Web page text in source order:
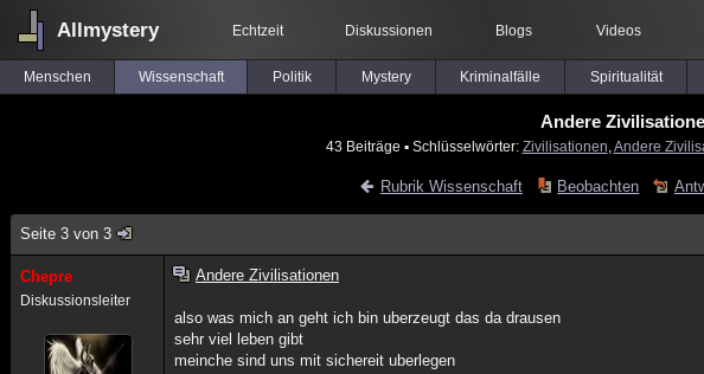
Allmystery Echtzeit Diskussionen Blogs Videos
Menschen Wissenschaft Politik Mystery Kriminalfälle Spiritualität
Andere
43 Beiträge ▪ Schlüsselwörter: Zivilisationen Andere
Rubrik Wissenschaft Beobachten
Seite 3 von 3
Chepre
Diskussionsleiter
Andere Zivilisationen
also was mich an geht ich bin uberzeugt das da drausen
sehr viel leben gibt
meinche sind uns mit sichereit uberlegen